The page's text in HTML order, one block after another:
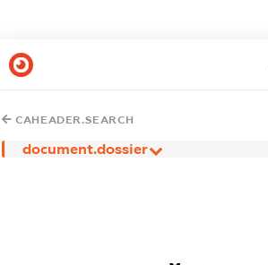
CAHEADER.SEARCH
document.dossier